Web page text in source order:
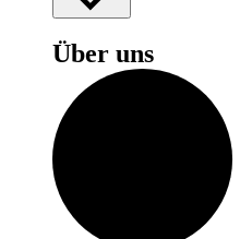
Über uns